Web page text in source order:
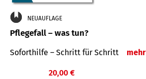
NEUAUFLAGE
Pflegefall – was tun?
Soforthilfe – Schritt für Schritt mehr
20,00 €